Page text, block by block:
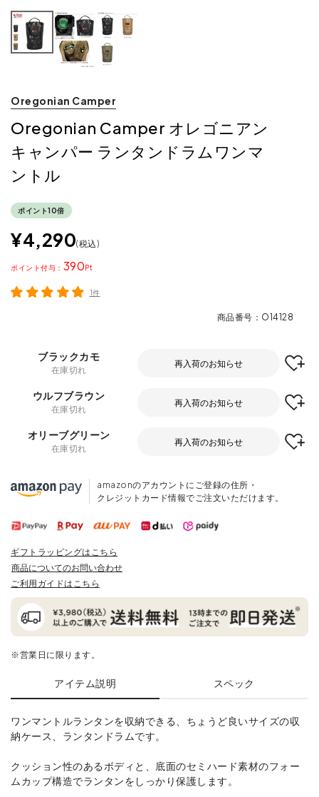
Oregonian Camper
Oregonian Camper オレゴニアン
キャンパー ランタンドラムワンマ
ントル
ポイント10倍
¥4,290 税込
390
ポイント
1件
商品番号 O14128
ブラックカモ
在庫切れ
再入荷のお知らせ
ウルフブラウン
在庫切れ
再入荷のお知らせ
オリーブグリーン
在庫切れ
再入荷のお知らせ
amazonのアカウントにご登録の住所・
クレジットカード情報でご注文いただけます。
ギフトラッピングはこちら
商品についてのお問い合わせ
ご利用ガイドはこちら
※営業日に限ります。
アイテム説明 スペック
ワンマントルランタンを収納できる、ちょうど良いサイズの収
納ケース、ランタンドラムです。
クッション性のあるボディと、底面のセミハード素材のフォー
ムカップ構造でランタンをしっかり保護します。